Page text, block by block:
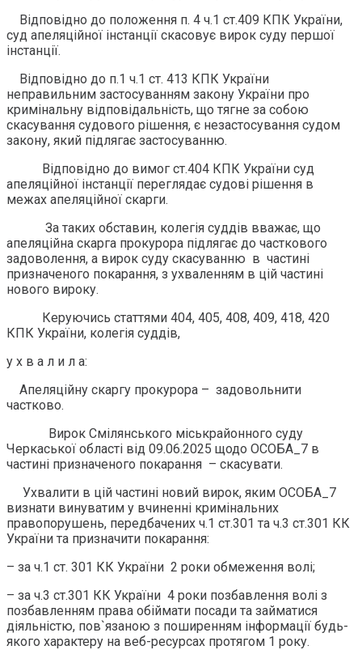
Відповідно до положення п. 4 ч.1 ст.409 КПК України,
суд апеляційної інстанції скасовує вирок суду першої
інстанції.
Відповідно до п.1 ч.1 ст. 413 КПК України
неправильним застосуванням закону України про
кримінальну відповідальність, що тягне за собою
скасування судового рішення, є незастосування судом
закону, який підлягає застосуванню.
Відповідно до вимог ст.404 КПК України суд
апеляційної інстанції переглядає судові рішення в
межах апеляційної скарги.
За таких обставин, колегія суддів вважає, що
апеляційна скарга прокурора підлягає до часткового
задоволення, а вирок суду скасуванню в частині
призначеного покарання, з ухваленням в цій частині
нового вироку.
Керуючись статтями 404, 405, 408, 409, 418, 420
КПК України, колегія суддів,
у х в а л и л а:
Апеляційну скаргу прокурора – задовольнити
частково.
Вирок Смілянського міськрайонного суду
Черкаської області від 09.06.2025 щодо ОСОБА_7 в
частині призначеного покарання – скасувати.
Ухвалити в цій частині новий вирок, яким ОСОБА_7
визнати винуватим у вчиненні кримінальних
правопорушень, передбачених ч.1 ст.301 та ч.3 ст.301 КК
України та призначити покарання:
– за ч.1 ст. 301 КК України 2 роки обмеження волі;
– за ч.3 ст.301 КК України 4 роки позбавлення волі з
позбавленням права обіймати посади та займатися
діяльністю, пов`язаною з поширенням інформації будь-
якого характеру на веб-ресурсах протягом 1 року.